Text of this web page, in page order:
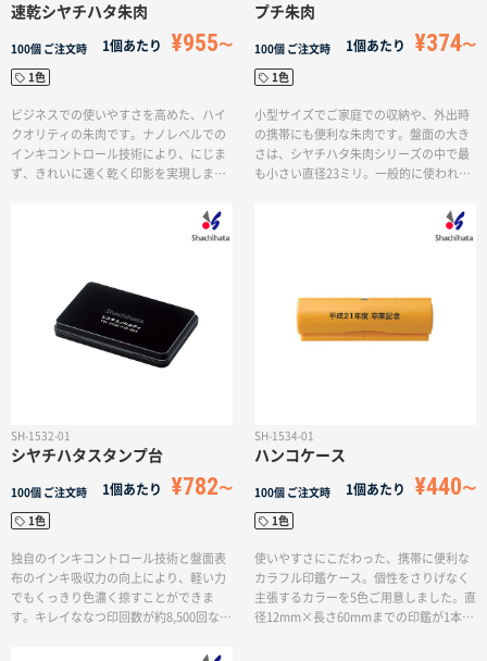
速乾シヤチハタ朱肉
100個 ご注文時 1個あたり ¥955
1色
ビジネスでの使いやすさを高めた、ハイ
クオリティの朱肉です。ナノレベルでの
インキコントロール技術により、にじま
ず、きれいに速く乾く印影を実現しまし
蓋部分に印刷することや盤面に印刷する
ことも可能です。※コート紙、アート紙
燥時間が遅くなることがあります。ま
た、目の粗い紙ではにじむことがありま
プチ朱肉
100個 ご注文時 1個あたり ¥374
1色
小型サイズでご家庭での収納や、外出時
の携帯にも便利な朱肉です。盤面の大き
さは、シヤチハタ朱肉シリーズの中で最
も小さい直径23ミリ。一般的に使われる
ています。家庭でのご使用や外交営業等
に最適な、場所をとらない小型サイズで
SH-1532-01
シヤチハタスタンプ台
100個 ご注文時 1個あたり ¥782
1色
独自のインキコントロール技術と盤面表
布のインキ吸収力の向上により、軽い力
でもくっきり色濃く捺すことができま
す。キレイななつ印回数が約8,500回なつ
早く、なつ印後すぐ書類が重ねられる油
SH-1534-01
ハンコケース
100個 ご注文時 1個あたり ¥440
1色
使いやすさにこだわった、携帯に便利な
カラフル印鑑ケース。個性をさりげなく
主張するカラーを5色ご用意しました。直
径12mm×長さ60mmまでの印鑑が1本収